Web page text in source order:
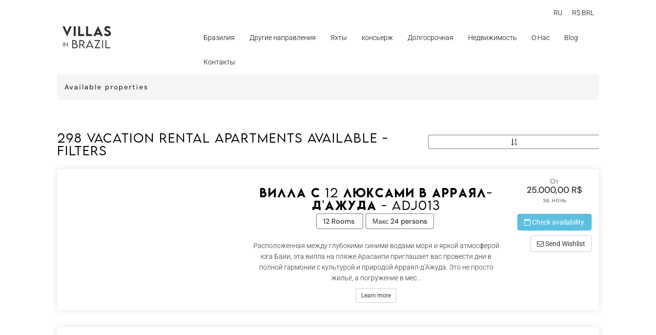
RU R$ BRL
Бразилия Другие направления Яхты консьерж Долгосрочная Недвижимость О Нас Blog
Контакты
Available properties
298 vacation rental apartments available -
Filters
Вилла с 12 люксами в Арраял-
д'Ажуда - Adj013
12 Rooms Макс 24 persons
Расположенная между глубокими синими водами моря и яркой атмосферой
юга Баии, эта вилла на пляже Арасаипи приглашает вас провести дни в
полной гармонии с культурой и природой Арраял-д’Ажуда. Это не просто
жильё, а погружение в мес...
Learn more
От
25.000,00 R$
за ночь
Check availability
Send Wishlist